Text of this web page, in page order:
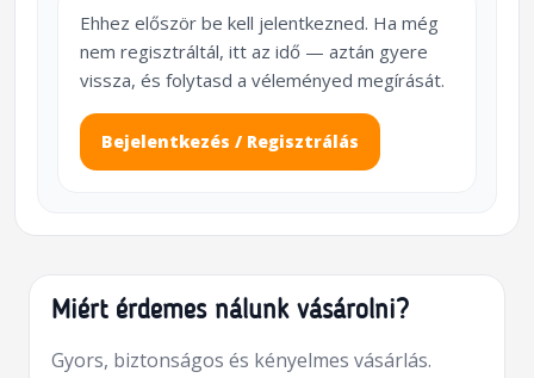
Ehhez először be kell jelentkezned. Ha még
nem regisztráltál, itt az idő — aztán gyere
vissza, és folytasd a véleményed megírását.
Bejelentkezés / Regisztrálás
Miért érdemes nálunk vásárolni?
Gyors, biztonságos és kényelmes vásárlás.